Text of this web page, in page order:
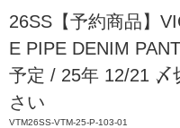
26SS【予約商品】
E PIPE DENIM
予定 / 25年 12/21
さい
VTM26SS-VTM-25-P-103-01